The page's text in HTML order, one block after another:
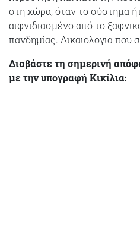
στη χώρα, όταν το σύστημα
αιφνιδιασμένο από το
πανδημίας. Δικαιολογία που
Διαβάστε τη σημερινή
με την υπογραφή Κικίλια: